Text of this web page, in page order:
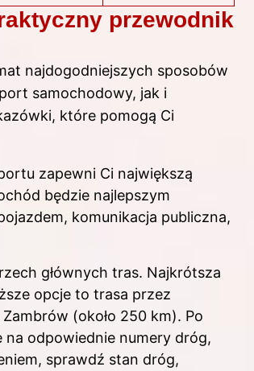
przewodnik
najdogodniejszych sposobów
samochodowy, jak i
które pomogą Ci
zapewni Ci największą
będzie najlepszym
komunikacja publiczna,
głównych tras. Najkrótsza
opcje to trasa przez
(około 250 km). Po
na odpowiednie numery dróg,
sprawdź stan dróg,